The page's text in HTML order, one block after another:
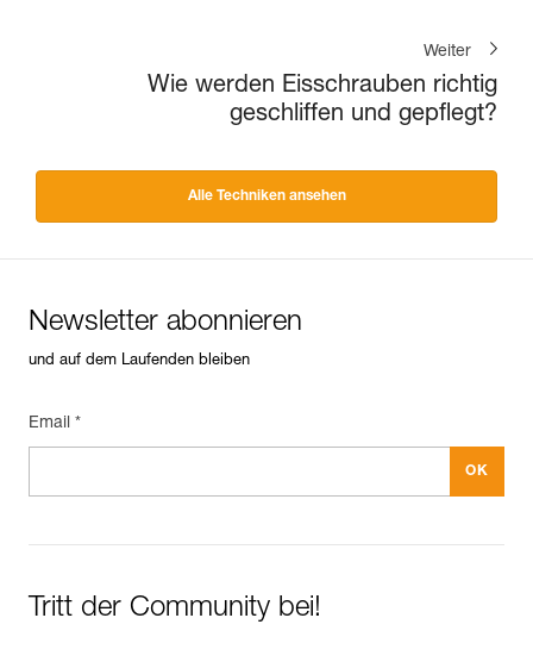
Weiter
Wie werden Eisschrauben richtig
geschliffen und gepflegt?
Alle Techniken ansehen
Newsletter abonnieren
und auf dem Laufenden bleiben
Email *
Tritt der Community bei!